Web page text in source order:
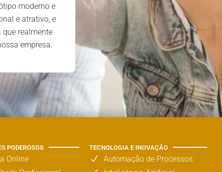
moderno e
e atrativo, e
realmente
empresa.
prestado e os resultados
PODEROSOS
Online
TECNOLOGIA E INOVAÇÃO
Automação de Processos